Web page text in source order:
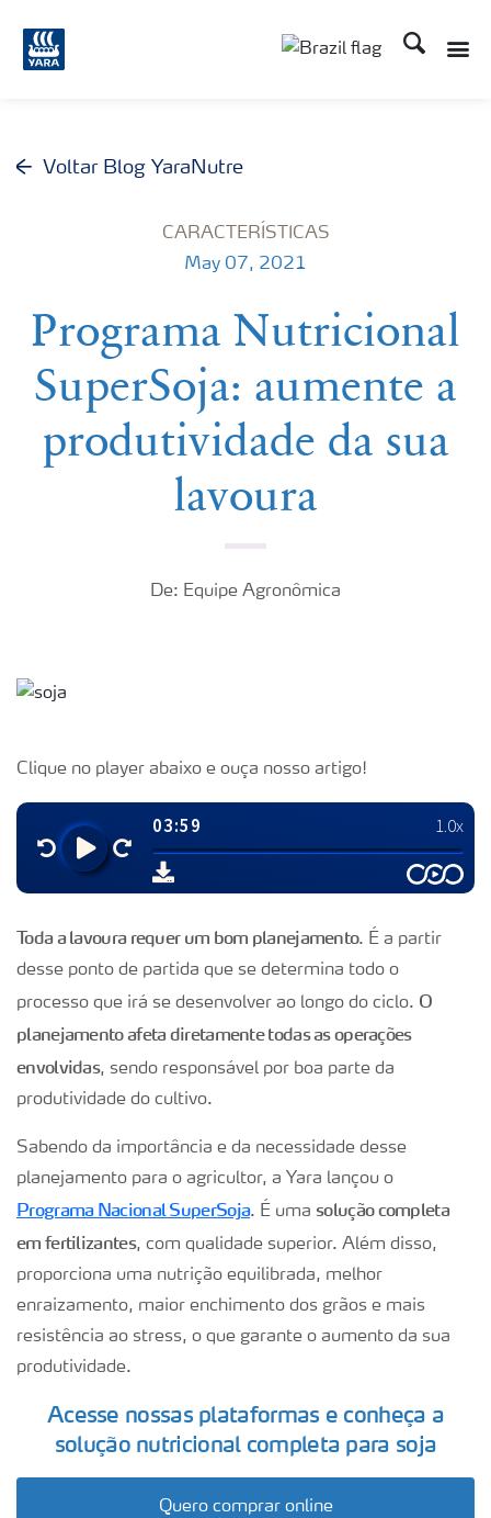
Busca
Voltar Blog YaraNutre
CARACTERÍSTICAS
May 07, 2021
Programa Nutricional
SuperSoja: aumente a
produtividade da sua
lavoura
De: Equipe Agronômica
Clique no player abaixo e ouça nosso artigo!
Toda a lavoura requer um bom planejamento. É a partir
desse ponto de partida que se determina todo o
processo que irá se desenvolver ao longo do ciclo. O
planejamento afeta diretamente todas as operações
envolvidas, sendo responsável por boa parte da
produtividade do cultivo.
Sabendo da importância e da necessidade desse
planejamento para o agricultor, a Yara lançou o
Programa Nacional SuperSoja. É uma solução completa
em fertilizantes, com qualidade superior. Além disso,
proporciona uma nutrição equilibrada, melhor
enraizamento, maior enchimento dos grãos e mais
resistência ao stress, o que garante o aumento da sua
produtividade.
Acesse nossas plataformas e conheça a
solução nutricional completa para soja
Quero comprar online